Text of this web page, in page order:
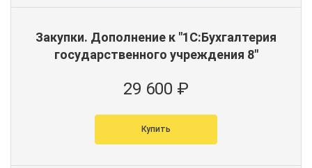
Закупки. Дополнение к "1С:Бухгалтерия
государственного учреждения 8"
29 600 ₽
Купить